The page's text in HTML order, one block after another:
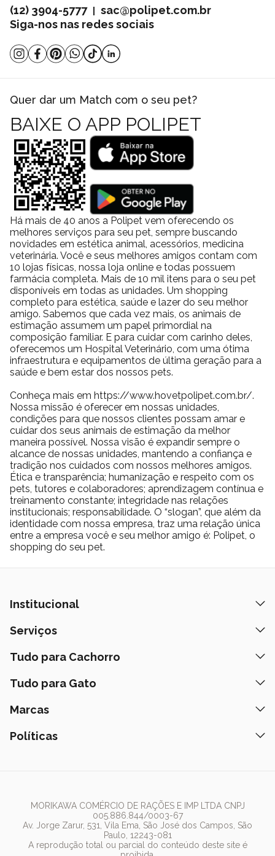
(12) 3904-5777| sac@polipet.com.br
Siga-nos nas redes sociais
Quer dar um Match com o seu pet?
BAIXE O APP POLIPET
Há mais de 40 anos a Polipet vem oferecendo os
melhores serviços para seu pet, sempre buscando
novidades em estética animal, acessórios, medicina
veterinária. Você e seus melhores amigos contam com
10 lojas físicas, nossa loja online e todas possuem
farmácia completa. Mais de 10 mil itens para o seu pet
disponíveis em todas as unidades. Um shopping
completo para estética, saúde e lazer do seu melhor
amigo. Sabemos que cada vez mais, os animais de
estimação assumem um papel primordial na
composição familiar. E para cuidar com carinho deles,
oferecemos um Hospital Veterinário, com uma ótima
infraestrutura e equipamentos de última geração para a
saúde e bem estar dos nossos pets.
Conheça mais em https://www.hovetpolipet.com.br/.
Nossa missão é oferecer em nossas unidades,
condições para que nossos clientes possam amar e
cuidar dos seus animais de estimação da melhor
maneira possível. Nossa visão é expandir sempre o
alcance de nossas unidades, mantendo a confiança e
tradição nos cuidados com nossos melhores amigos.
Ética e transparência; humanização e respeito com os
pets, tutores e colaboradores; aprendizagem contínua e
treinamento constante; integridade nas relações
institucionais; responsabilidade. O “slogan”, que além da
identidade com nossa empresa, traz uma relação única
entre a empresa você e seu melhor amigo é: Polipet, o
shopping do seu pet.
Institucional
Quem Somos
Prazos de Entrega
Fale Conosco
Lista de Desejos
Serviços
Banho e Tosa
Peça pelo Delivery
Assinatura Polipet
Tudo para Cachorro
Ração
Coleiras
Tudo para Gato
Ração
Marcas
Nexgard
Pedigree
Whiskas
Dog Chow
Políticas
MORIKAWA COMÉRCIO DE RAÇÕES E IMP LTDA CNPJ
005.886.844/0003-67
Av. Jorge Zarur, 531, Vila Ema, São José dos Campos, São
Paulo, 12243-081
A reprodução total ou parcial do conteúdo deste site é